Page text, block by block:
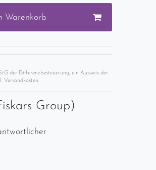
Warenkorb
der Differenzbesteuerung, ein Ausweis der
Versandkosten
Group)